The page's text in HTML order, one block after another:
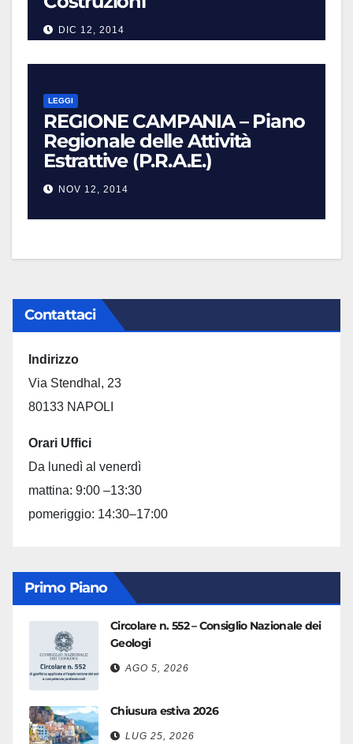
DIC 12, 2014
LEGGI
REGIONE CAMPANIA – Piano
Regionale delle Attività
Estrattive (P.R.A.E.)
NOV 12, 2014
Contattaci
Indirizzo
Via Stendhal, 23
80133 NAPOLI
Orari Uffici
Da lunedì al venerdì
mattina: 9:00 –13:30
pomeriggio: 14:30–17:00
Primo Piano
Circolare n. 552 – Consiglio Nazionale dei
Geologi
AGO 5, 2026
Chiusura estiva 2026
LUG 25, 2026